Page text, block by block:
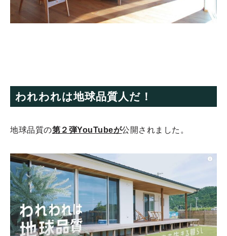
われわれは地球品質人だ！
地球品質の第２弾YouTubeが公開されました。